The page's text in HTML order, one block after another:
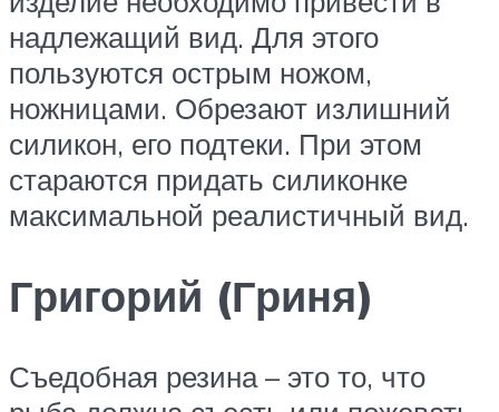
надлежащий вид. Для этого
пользуются острым ножом,
ножницами. Обрезают излишний
силикон, его подтеки. При этом
стараются придать силиконке
максимальной реалистичный вид.
Григорий (Гриня)
Съедобная резина – это то, что